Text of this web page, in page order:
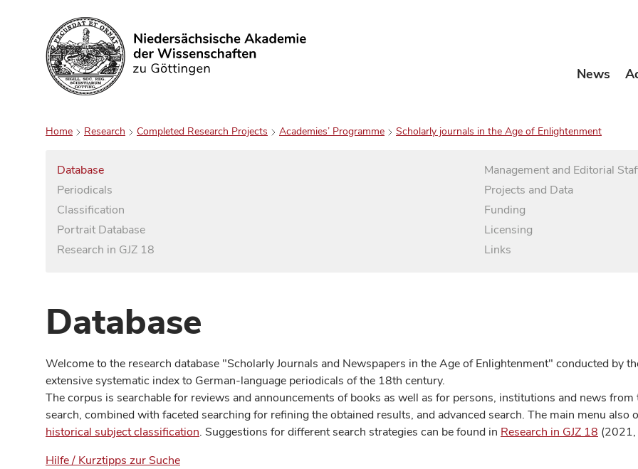
Search News
Home Research Completed Research Projects Academies’ Programme Scholarly journals in the Age of Enlightenment
Database
Periodicals
Classification
Portrait Database
Research in GJZ 18
Management and Editorial
Projects and Data
Funding
Licensing
Links
Database
Welcome to the research database "Scholarly Journals and Newspapers in the Age of Enlightenment" conducted by
extensive systematic index to German-language periodicals of the 18th century.
The corpus is searchable for reviews and announcements of books as well as for persons, institutions and news
search, combined with faceted searching for refining the obtained results, and advanced search. The main menu also
historical subject classification. Suggestions for different search strategies can be found in Research in GJZ 18 (2021,
Hilfe / Kurztipps zur Suche